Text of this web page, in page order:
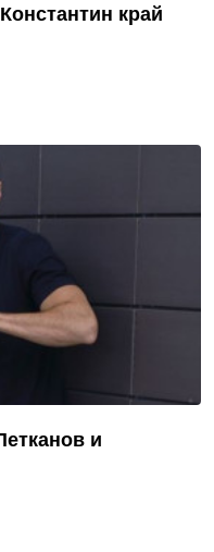
край
и